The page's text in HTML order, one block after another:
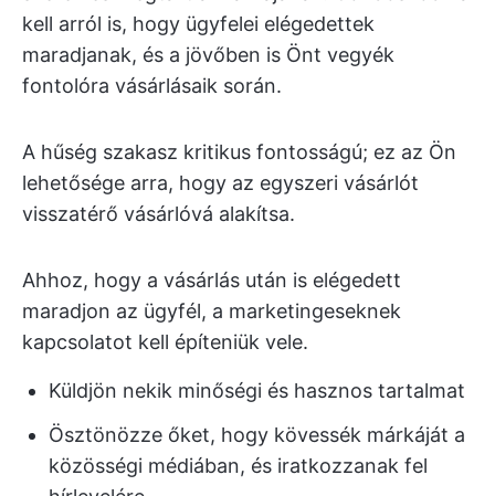
kell arról is, hogy ügyfelei elégedettek
maradjanak, és a jövőben is Önt vegyék
fontolóra vásárlásaik során.
A hűség szakasz kritikus fontosságú; ez az Ön
lehetősége arra, hogy az egyszeri vásárlót
visszatérő vásárlóvá alakítsa.
Ahhoz, hogy a vásárlás után is elégedett
maradjon az ügyfél, a marketingeseknek
kapcsolatot kell építeniük vele.
Küldjön nekik minőségi és hasznos tartalmat
Ösztönözze őket, hogy kövessék márkáját a
közösségi médiában, és iratkozzanak fel